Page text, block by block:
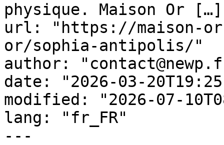
physique. Maison Or
url: "https://maison-
or/sophia-antipolis/"
author:
date: "2026-03-
modified: "2026-07-
lang: "fr_FR"
---